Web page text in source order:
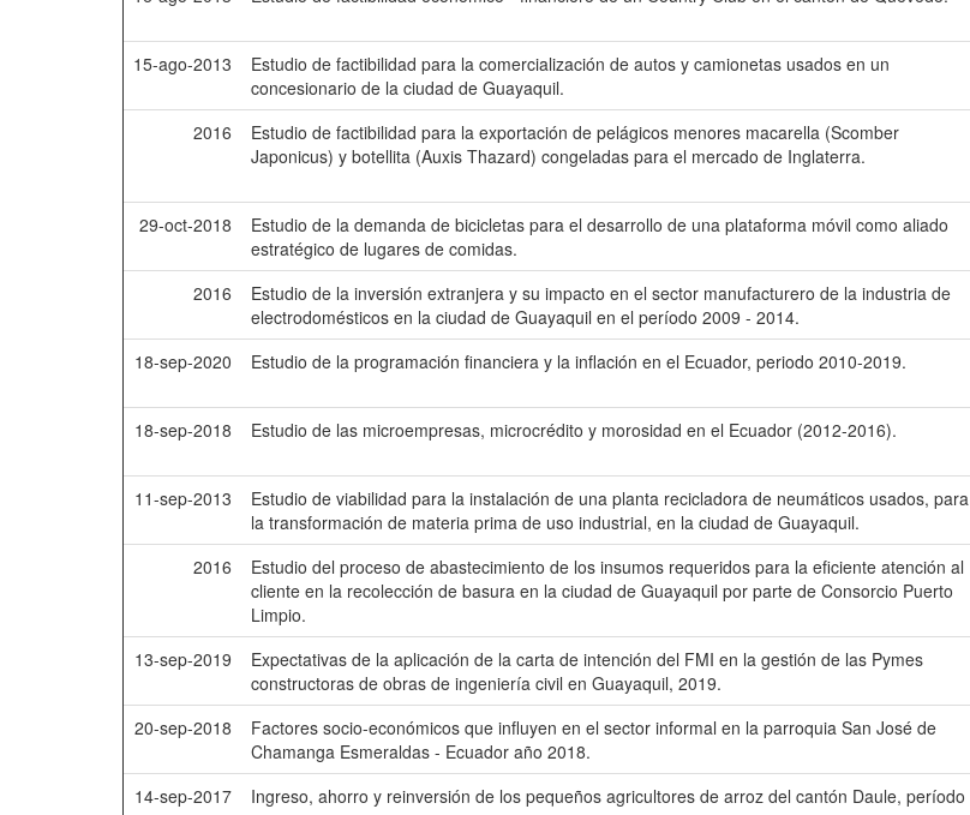
15-ago-2013
Estudio de factibilidad para la comercialización de autos y camionetas usados en un
concesionario de la ciudad de Guayaquil.
2016
Estudio de factibilidad para la exportación de pelágicos menores macarella (Scomber
Japonicus) y botellita (Auxis Thazard) congeladas para el mercado de Inglaterra.
29-oct-2018
Estudio de la demanda de bicicletas para el desarrollo de una plataforma móvil como aliado
estratégico de lugares de comidas.
2016
Estudio de la inversión extranjera y su impacto en el sector manufacturero de la industria de
electrodomésticos en la ciudad de Guayaquil en el período 2009 - 2014.
18-sep-2020
Estudio de la programación financiera y la inflación en el Ecuador, periodo 2010-2019.
18-sep-2018
Estudio de las microempresas, microcrédito y morosidad en el Ecuador (2012-2016).
11-sep-2013
Estudio de viabilidad para la instalación de una planta recicladora de neumáticos usados, para
la transformación de materia prima de uso industrial, en la ciudad de Guayaquil.
2016
Estudio del proceso de abastecimiento de los insumos requeridos para la eficiente atención al
cliente en la recolección de basura en la ciudad de Guayaquil por parte de Consorcio Puerto
Limpio.
13-sep-2019
Expectativas de la aplicación de la carta de intención del FMI en la gestión de las Pymes
constructoras de obras de ingeniería civil en Guayaquil, 2019.
20-sep-2018
Factores socio-económicos que influyen en el sector informal en la parroquia San José de
Chamanga Esmeraldas - Ecuador año 2018.
14-sep-2017
Ingreso, ahorro y reinversión de los pequeños agricultores de arroz del cantón Daule, período